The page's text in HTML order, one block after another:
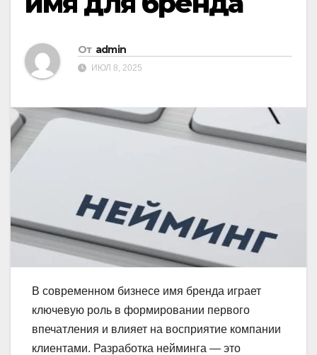
От admin
ИЮЛ 8, 2025
В современном бизнесе имя бренда играет
ключевую роль в формировании первого
впечатления и влияет на восприятие компании
клиентами. Разработка нейминга — это